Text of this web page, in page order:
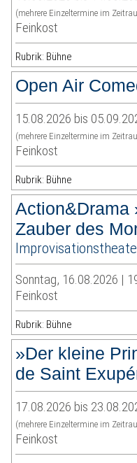
(mehrere Einzeltermine im
Feinkost
Rubrik: Bühne
Open Air
15.08.2026 bis
(mehrere Einzeltermine im
Feinkost
Rubrik: Bühne
Action&Drama
Zauber des
Sonntag, 16.08.2026 |
Feinkost
Rubrik: Bühne
»Der kleine
de Saint
17.08.2026 bis
(mehrere Einzeltermine im
Feinkost